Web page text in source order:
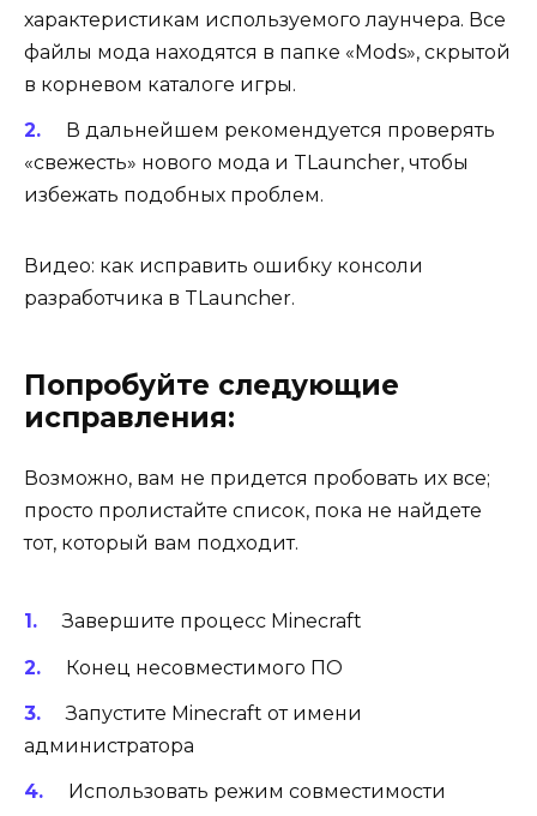
характеристикам используемого лаунчера. Все
файлы мода находятся в папке «Mods», скрытой
в корневом каталоге игры.
В дальнейшем рекомендуется проверять
«свежесть» нового мода и TLauncher, чтобы
избежать подобных проблем.
Видео: как исправить ошибку консоли
разработчика в TLauncher.
Попробуйте следующие
исправления:
Возможно, вам не придется пробовать их все;
просто пролистайте список, пока не найдете
тот, который вам подходит.
Завершите процесс Minecraft
Конец несовместимого ПО
Запустите Minecraft от имени
администратора
Использовать режим совместимости